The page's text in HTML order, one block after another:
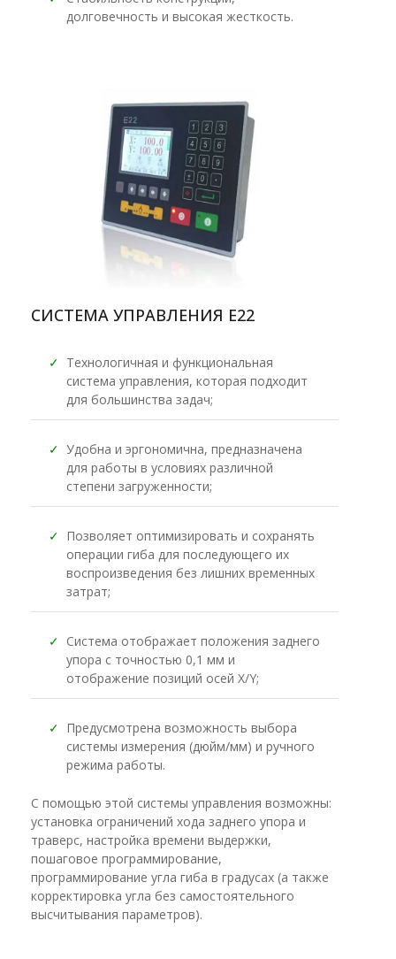
долговечность и высокая жесткость.
СИСТЕМА УПРАВЛЕНИЯ E22
✓ Технологичная и функциональная
система управления, которая подходит
для большинства задач;
✓ Удобна и эргономична, предназначена
для работы в условиях различной
степени загруженности;
✓ Позволяет оптимизировать и сохранять
операции гиба для последующего их
воспроизведения без лишних временных
затрат;
✓ Система отображает положения заднего
упора с точностью 0,1 мм и
отображение позиций осей X/Y;
✓ Предусмотрена возможность выбора
системы измерения (дюйм/мм) и ручного
режима работы.
С помощью этой системы управления возможны:
установка ограничений хода заднего упора и
траверс, настройка времени выдержки,
пошаговое программирование,
программирование угла гиба в градусах (а также
корректировка угла без самостоятельного
высчитывания параметров).